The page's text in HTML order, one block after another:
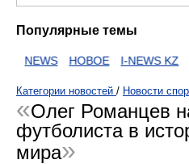
Популярные темы
NEWS НОВОЕ I-NEWS KZ
Категории новостей / Новости
Олег Романцев
футболиста в
мира